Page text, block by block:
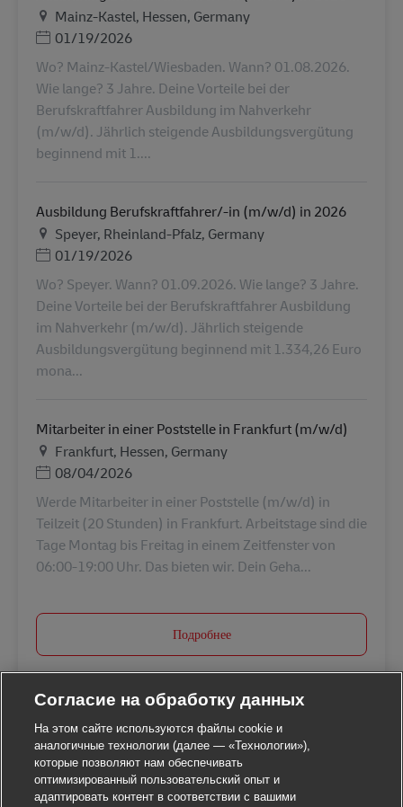
Местоположение
Mainz-Kastel, Hessen, Germany
Дата публикации
01/19/2026
Wo? Mainz-Kastel/Wiesbaden. Wann? 01.08.2026.
Wie lange? 3 Jahre. Deine Vorteile bei der
Berufskraftfahrer Ausbildung im Nahverkehr
(m/w/d). Jährlich steigende Ausbildungsvergütung
beginnend mit 1....
Ausbildung Berufskraftfahrer/-in (m/w/d) in 2026
Местоположение
Speyer, Rheinland-Pfalz, Germany
Дата публикации
01/19/2026
Wo? Speyer. Wann? 01.09.2026. Wie lange? 3 Jahre.
Deine Vorteile bei der Berufskraftfahrer Ausbildung
im Nahverkehr (m/w/d). Jährlich steigende
Ausbildungsvergütung beginnend mit 1.334,26 Euro
mona...
Mitarbeiter in einer Poststelle in Frankfurt (m/w/d)
Местоположение
Frankfurt, Hessen, Germany
Дата публикации
08/04/2026
Werde Mitarbeiter in einer Poststelle (m/w/d) in
Teilzeit (20 Stunden) in Frankfurt. Arbeitstage sind die
Tage Montag bis Freitag in einem Zeitfenster von
06:00-19:00 Uhr. Das bieten wir. Dein Geha...
Подробнее
Согласие на обработку данных
На этом сайте используются файлы cookie и
аналогичные технологии (далее — «Технологии»),
которые позволяют нам обеспечивать
оптимизированный пользовательский опыт и
адаптировать контент в соответствии с вашими